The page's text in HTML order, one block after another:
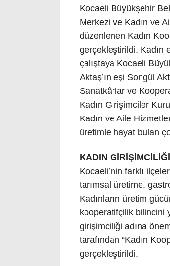
Kocaeli Büyükşehir
Merkezi ve Kadın ve
düzenlenen Kadın
gerçekleştirildi. Kadın
çalıştaya Kocaeli
Aktaş’ın eşi Songül
Sanatkârlar ve
Kadın Girişimciler
Kadın ve Aile
üretimle hayat bulan
KADIN
Kocaeli’nin farklı
tarımsal üretime,
Kadınların üretim
kooperatifçilik bilincini
girişimciliği adına
tarafından “Kadın
gerçekleştirildi.